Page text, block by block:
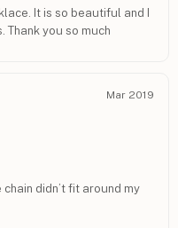
It is so beautiful and I
Thank you so much
Mar 2019
didn’t fit around my